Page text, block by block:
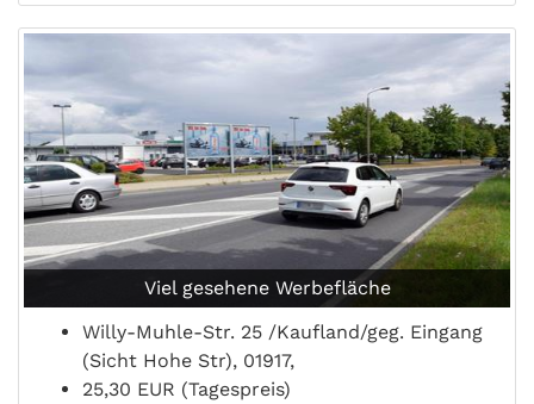
Viel gesehene Werbefläche
Willy-Muhle-Str. 25 /Kaufland/geg. Eingang
(Sicht Hohe Str), 01917,
25,30 EUR (Tagespreis)